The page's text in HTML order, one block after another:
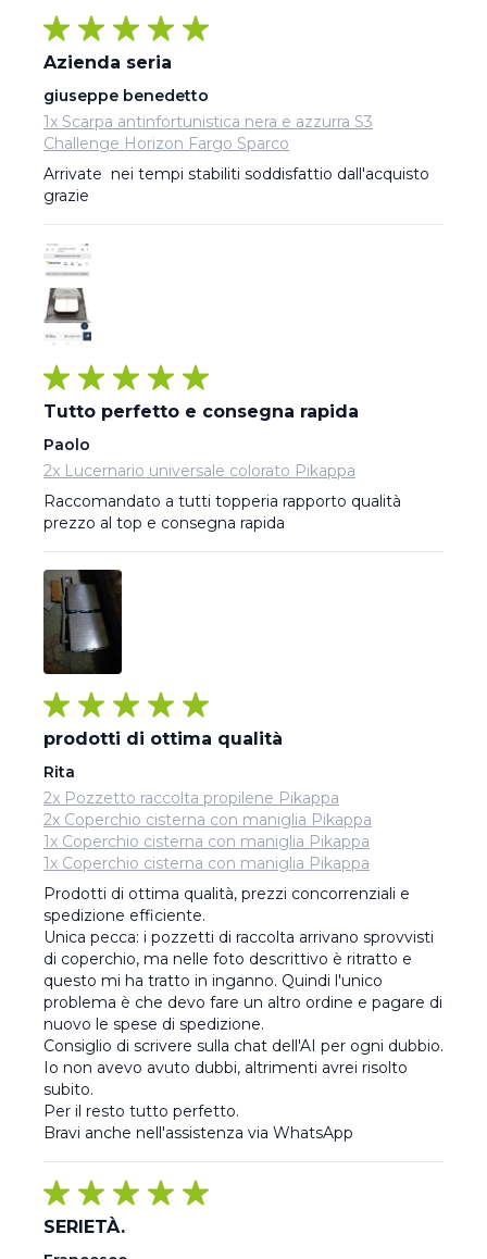
Azienda seria
giuseppe benedetto
1x Scarpa antinfortunistica nera e azzurra S3
Challenge Horizon Fargo Sparco
Arrivate  nei tempi stabiliti soddisfattio dall'acquisto
grazie
Tutto perfetto e consegna rapida
Paolo
2x Lucernario universale colorato Pikappa
Raccomandato a tutti topperia rapporto qualità
prezzo al top e consegna rapida
prodotti di ottima qualità
Rita
2x Pozzetto raccolta propilene Pikappa
2x Coperchio cisterna con maniglia Pikappa
1x Coperchio cisterna con maniglia Pikappa
1x Coperchio cisterna con maniglia Pikappa
Prodotti di ottima qualità, prezzi concorrenziali e
spedizione efficiente.
Unica pecca: i pozzetti di raccolta arrivano sprovvisti
di coperchio, ma nelle foto descrittivo è ritratto e
questo mi ha tratto in inganno. Quindi l'unico
problema è che devo fare un altro ordine e pagare di
nuovo le spese di spedizione.
Consiglio di scrivere sulla chat dell'AI per ogni dubbio.
Io non avevo avuto dubbi, altrimenti avrei risolto
subito.
Per il resto tutto perfetto.
Bravi anche nell'assistenza via WhatsApp
SERIETÀ.